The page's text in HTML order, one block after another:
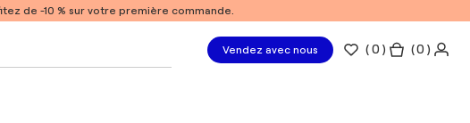
de -10 % sur votre première commande.
Vendez avec nous (0 ) ( 0 )